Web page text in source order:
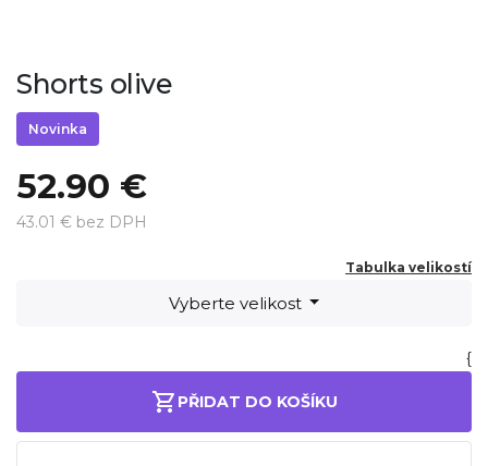
Shorts olive
Novinka
52.90 €
43.01 € bez DPH
Tabulka velikostí
Vyberte velikost
{
PŘIDAT DO KOŠÍKU